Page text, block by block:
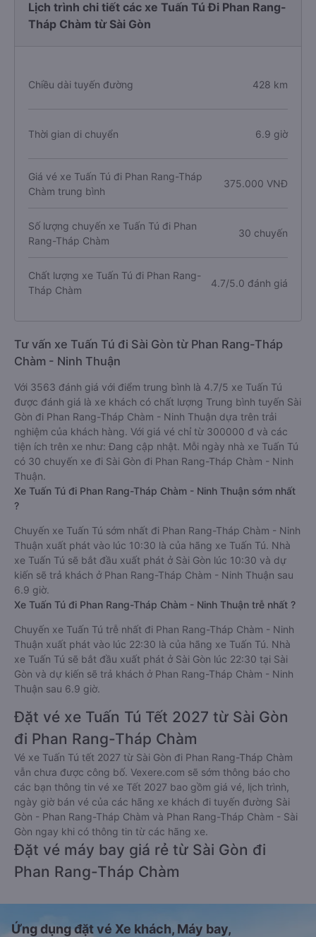
Lịch trình chi tiết các xe Tuấn Tú Đi Phan Rang-
Tháp Chàm từ Sài Gòn
Chiều dài tuyến đường 428 km
Thời gian di chuyển 6.9 giờ
Giá vé xe Tuấn Tú đi Phan Rang-Tháp
Chàm trung bình
375.000 VNĐ
Số lượng chuyến xe Tuấn Tú đi Phan
Rang-Tháp Chàm
30 chuyến
Chất lượng xe Tuấn Tú đi Phan Rang-
Tháp Chàm
4.7/5.0 đánh giá
Tư vấn xe Tuấn Tú đi Sài Gòn từ Phan Rang-Tháp
Chàm - Ninh Thuận
Với 3563 đánh giá với điểm trung bình là 4.7/5 xe Tuấn Tú
được đánh giá là xe khách có chất lượng Trung bình tuyến Sài
Gòn đi Phan Rang-Tháp Chàm - Ninh Thuận dựa trên trải
nghiệm của khách hàng. Với giá vé chỉ từ 300000 đ và các
tiện ích trên xe như: Đang cập nhật. Mỗi ngày nhà xe Tuấn Tú
có 30 chuyến xe đi Sài Gòn đi Phan Rang-Tháp Chàm - Ninh
Thuận.
Xe Tuấn Tú đi Phan Rang-Tháp Chàm - Ninh Thuận sớm nhất
?
Chuyến xe Tuấn Tú sớm nhất đi Phan Rang-Tháp Chàm - Ninh
Thuận xuất phát vào lúc 10:30 là của hãng xe Tuấn Tú. Nhà
xe Tuấn Tú sẽ bắt đầu xuất phát ở Sài Gòn lúc 10:30 và dự
kiến sẽ trả khách ở Phan Rang-Tháp Chàm - Ninh Thuận sau
6.9 giờ.
Xe Tuấn Tú đi Phan Rang-Tháp Chàm - Ninh Thuận trễ nhất ?
Chuyến xe Tuấn Tú trễ nhất đi Phan Rang-Tháp Chàm - Ninh
Thuận xuất phát vào lúc 22:30 là của hãng xe Tuấn Tú. Nhà
xe Tuấn Tú sẽ bắt đầu xuất phát ở Sài Gòn lúc 22:30 tại Sài
Gòn và dự kiến sẽ trả khách ở Phan Rang-Tháp Chàm - Ninh
Thuận sau 6.9 giờ.
Đặt vé xe Tuấn Tú Tết 2027 từ Sài Gòn
đi Phan Rang-Tháp Chàm
Vé xe Tuấn Tú tết 2027 từ Sài Gòn đi Phan Rang-Tháp Chàm
vẫn chưa được công bố. Vexere.com sẽ sớm thông báo cho
các bạn thông tin vé xe Tết 2027 bao gồm giá vé, lịch trình,
ngày giờ bán vé của các hãng xe khách đi tuyến đường Sài
Gòn - Phan Rang-Tháp Chàm và Phan Rang-Tháp Chàm - Sài
Gòn ngay khi có thông tin từ các hãng xe.
Đặt vé máy bay giá rẻ từ Sài Gòn đi
Phan Rang-Tháp Chàm
Ứng dụng đặt vé Xe khách, Máy bay,